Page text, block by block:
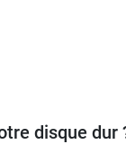
disque dur